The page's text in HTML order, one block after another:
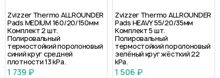
Zvizzer Thermo ALLROUNDER
Pads MEDIUM 160/20/150мм
Комплект 2 шт.
Полировальный
термостойкий поролоновый
синий круг средней
плотности 13 kPa.
1 739 ₽
Zvizzer Thermo ALLROUNDER
Pads HEAVY 55/20/35мм
Комплект 5 шт.
Полировальный
термостойкий поролоновый
зелёный круг жёсткий 22
kPa.
1 506 ₽